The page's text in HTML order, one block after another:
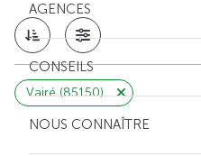
AGENCES
CONSEILS
NOUS CONNAÎTRE
Vairé (85150)